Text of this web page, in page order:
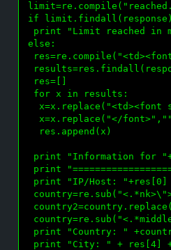
if
print "Limit reached in
else:
  res=[]
  for x in results:
x=x.replace("<td><font
x=x.replace("</
   res.append(x)
print "Information for
print
  print "IP/Host: "+res[0]
print "Country: "
print "City: " + res[4]